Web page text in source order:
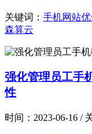
关键词： 手机网站
森算云
强化管理员工手
性
时间：2023-06-16 /